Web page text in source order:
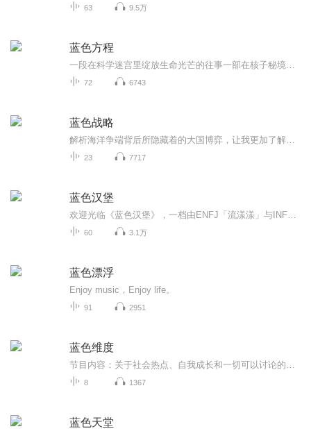
63 9.5万
蓝色方程
72 6743
蓝色战略
23 7717
蓝色汉堡
60 3.1万
蓝色漂浮
Enjoy music，Enjoy life。
91 2951
蓝色维度
8 1367
蓝色天堂